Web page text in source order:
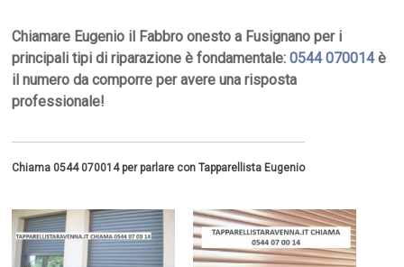
Chiamare Eugenio il Fabbro onesto a Fusignano per i
principali tipi di riparazione è fondamentale:0544 070014è
il numero da comporre per avere una risposta
professionale!
Chiama 0544 070014 per parlare con Tapparellista Eugenio